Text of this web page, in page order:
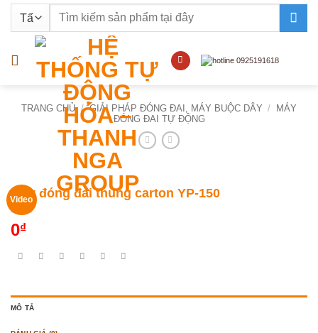
nội
Tìm
TRANG CHỦ / GIẢI PHÁP ĐÓNG ĐAI, MÁY BUỘC DÂY /
MÁY
ĐÓNG ĐAI TỰ ĐỘNG
Video
Máy đóng đai thùng carton YP-150
0₫
MÔ TẢ